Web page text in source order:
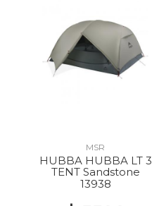
MSR
HUBBA HUBBA LT 3
TENT Sandstone
13938